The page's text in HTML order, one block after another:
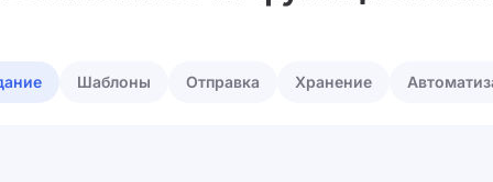
Шаблоны Отправка Хранение